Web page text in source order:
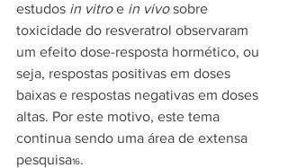
estudos in vitro e in vivo sobre
toxicidade do resveratrol observaram
um efeito dose-resposta hormético, ou
seja, respostas positivas em doses
baixas e respostas negativas em doses
altas. Por este motivo, este tema
continua sendo uma área de extensa
pesquisa16.